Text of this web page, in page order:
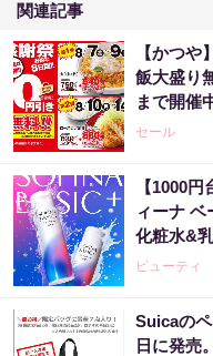
関連記事
【かつ
飯大盛り
まで開催
セール
【1000
ィーナ
化粧水&
ビューティ
Suicaの
日に発売